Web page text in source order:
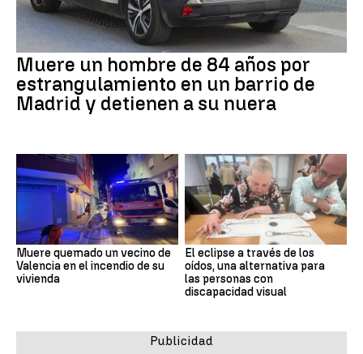
Muere un hombre de 84 años por
estrangulamiento en un barrio de
Madrid y detienen a su nuera
Muere quemado un vecino de
Valencia en el incendio de su
vivienda
El eclipse a través de los
oídos, una alternativa para
las personas con
discapacidad visual